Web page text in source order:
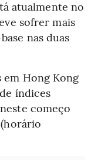
atualmente no
sofrer mais
nas duas
em Hong Kong
índices
começo